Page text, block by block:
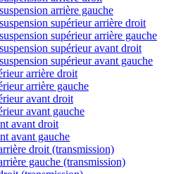
arrière gauche
supérieur arrière droit
supérieur arrière gauche
supérieur avant droit
supérieur avant gauche
arrière droit
arrière gauche
avant droit
avant gauche
avant droit
avant gauche
droit (transmission)
gauche (transmission)